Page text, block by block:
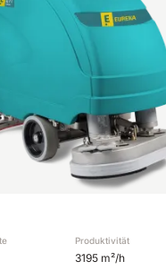
8800 m²/h
mm 8800 m²/h
Produktivität
3195 m²/h